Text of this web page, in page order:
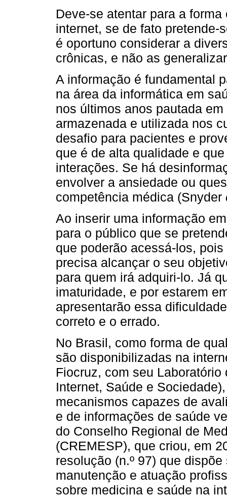
Deve-se atentar para a
internet, se de fato
é oportuno considerar a
crônicas, e não as
A informação é fundamental
na área da informática em
nos últimos anos pautada
armazenada e utilizada nos
desafio para pacientes e
que é de alta qualidade e
interações. Se há
envolver a ansiedade ou
competência médica (Snyder
Ao inserir uma informação
para o público que se
que poderão acessá-los,
precisa alcançar o seu
para quem irá adquiri-lo. Já
imaturidade, e por estarem
apresentarão essa
correto e o errado.
No Brasil, como forma de
são disponibilizadas na
Fiocruz, com seu
Internet, Saúde e
mecanismos capazes de
e de informações de saúde
do Conselho Regional de
(CREMESP), que criou, em
resolução (n.º 97) que
manutenção e atuação
sobre medicina e saúde na